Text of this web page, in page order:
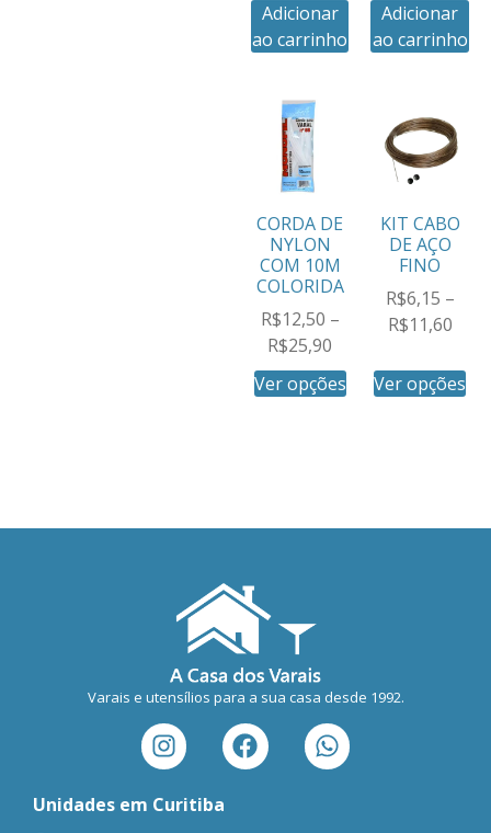
Adicionar
ao carrinho
Adicionar
ao carrinho
CORDA DE
NYLON
COM 10M
COLORIDA
R$12,50 –
R$25,90
Ver opções
KIT CABO
DE AÇO
FINO
R$6,15 –
R$11,60
Ver opções
Varais e utensílios para a sua casa desde 1992.
Unidades em Curitiba